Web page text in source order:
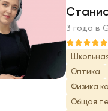
И 3 года в
Оптика
Физика
Общая